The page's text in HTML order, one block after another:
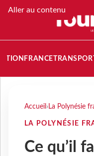
Aller au contenu
FRANCE
Accueil › La Polynésie
LA POLYNÉSIE
Ce qu’il